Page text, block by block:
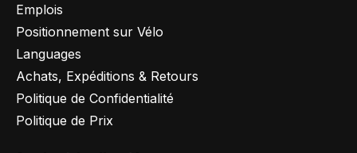
Emplois
Positionnement sur Vélo
Languages
Achats, Expéditions & Retours
Politique de Confidentialité
Politique de Prix